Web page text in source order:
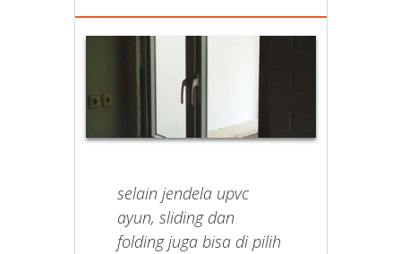
selain jendela upvc
ayun, sliding dan
folding juga bisa di pilih